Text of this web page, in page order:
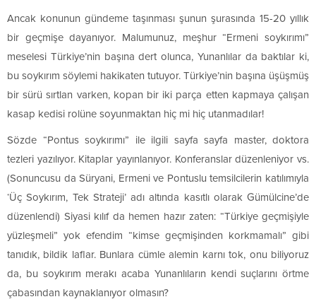
Ancak konunun gündeme taşınması şunun şurasında 15-20 yıllık
bir geçmişe dayanıyor. Malumunuz, meşhur “Ermeni soykırımı”
meselesi Türkiye’nin başına dert olunca, Yunanlılar da baktılar ki,
bu soykırım söylemi hakikaten tutuyor. Türkiye’nin başına üşüşmüş
bir sürü sırtlan varken, kopan bir iki parça etten kapmaya çalışan
kasap kedisi rolüne soyunmaktan hiç mi hiç utanmadılar!
Sözde “Pontus soykırımı” ile ilgili sayfa sayfa master, doktora
tezleri yazılıyor. Kitaplar yayınlanıyor. Konferanslar düzenleniyor vs.
(Sonuncusu da Süryani, Ermeni ve Pontuslu temsilcilerin katılımıyla
‘Üç Soykırım, Tek Strateji’ adı altında kasıtlı olarak Gümülcine’de
düzenlendi) Siyasi kılıf da hemen hazır zaten: “Türkiye geçmişiyle
yüzleşmeli” yok efendim “kimse geçmişinden korkmamalı” gibi
tanıdık, bildik laflar. Bunlara cümle alemin karnı tok, onu biliyoruz
da, bu soykırım merakı acaba Yunanlıların kendi suçlarını örtme
çabasından kaynaklanıyor olmasın?